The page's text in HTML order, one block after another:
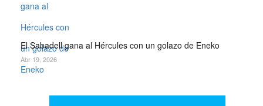
El Sabadell gana al Hércules con un golazo de Eneko
Abr 19, 2026